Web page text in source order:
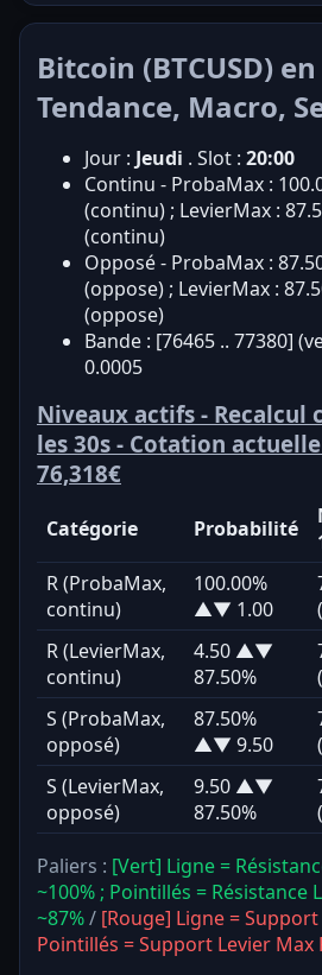
Bitcoin (BTCUSD)
Tendance, Macro,
Jour : Jeudi . Slot : 20:00
Continu - ProbaMax :
(continu) ; LevierMax :
(continu)
Opposé - ProbaMax :
(oppose) ; LevierMax :
(oppose)
Bande : [76465 .. 77380]
0.0005
Niveaux actifs - Recalcul
les 30s - Cotation
76,318€
Catégorie Probabilité
R (ProbaMax,
continu)
100.00%
▲▼ 1.00
R (LevierMax,
continu)
4.50 ▲▼
87.50%
S (ProbaMax,
opposé)
87.50%
▲▼ 9.50
S (LevierMax,
opposé)
9.50 ▲▼
87.50%
Paliers : [Vert] Ligne =
~100% ; Pointillés = Résistance
~87%/ [Rouge] Ligne =
Pointillés = Support Levier Max